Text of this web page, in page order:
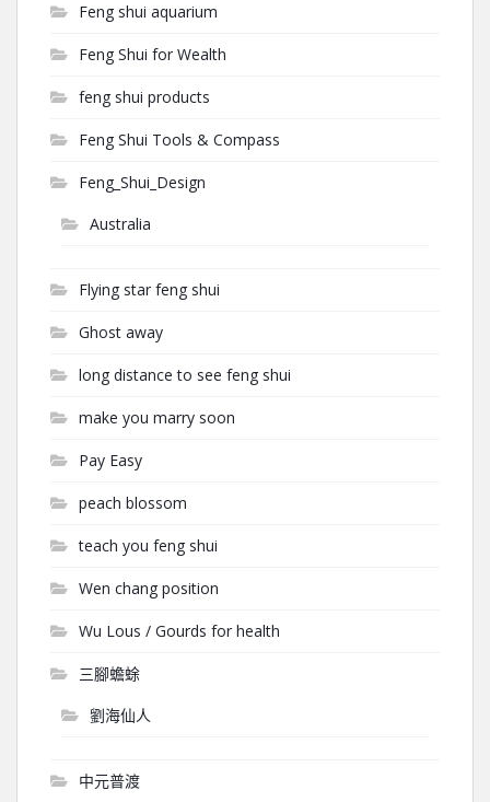
Feng shui aquarium
Feng Shui for Wealth
feng shui products
Feng Shui Tools & Compass
Feng_Shui_Design
Australia
Flying star feng shui
Ghost away
long distance to see feng shui
make you marry soon
Pay Easy
peach blossom
teach you feng shui
Wen chang position
Wu Lous / Gourds for health
三腳蟾蜍
劉海仙人
中元普渡